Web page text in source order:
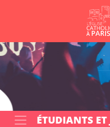
Votre recherche
ÉTUDIANTS ET
Panneau de gestion des